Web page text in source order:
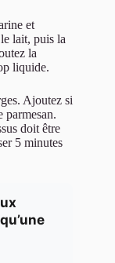
et
lait, puis la
la
liquide.
Ajoutez si
parmesan.
doit être
5 minutes